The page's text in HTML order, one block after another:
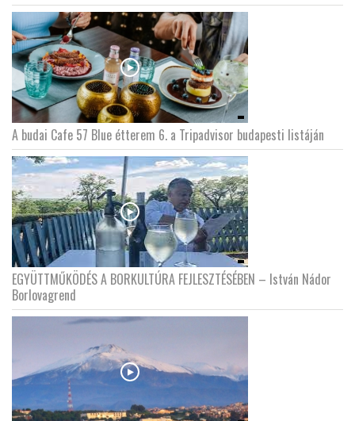
A budai Cafe 57 Blue étterem 6. a Tripadvisor budapesti listáján
EGYÜTTMŰKÖDÉS A BORKULTÚRA FEJLESZTÉSÉBEN – István Nádor
Borlovagrend